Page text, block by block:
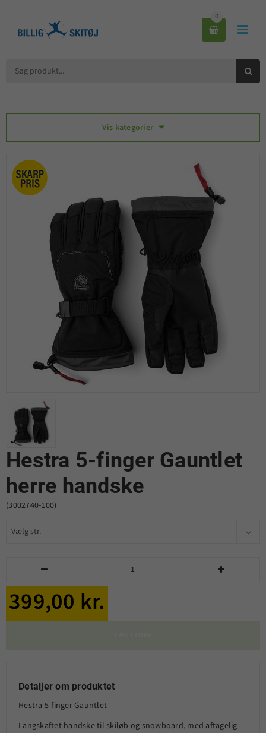


0

Vis kategorier 
Hestra 5-finger Gauntlet
herre handske
(3002740-100)
 
399,00 kr.
Detaljer om produktet
Hestra 5-finger Gauntlet
Langskaftet handske til skiløb og snowboard, med aftagelig